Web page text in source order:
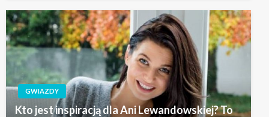
GWIAZDY
Kto jest inspiracją dla Ani Lewandowskiej? To